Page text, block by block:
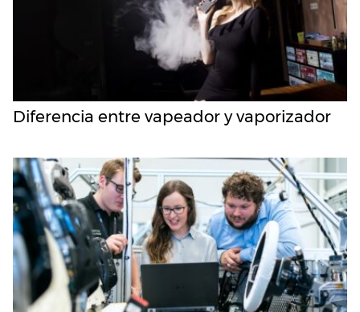
Diferencia entre vapeador y vaporizador